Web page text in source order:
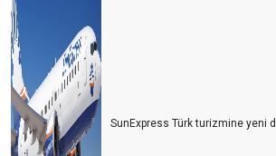
SunExpress Türk turizmine yeni